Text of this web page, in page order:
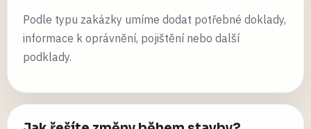
Podle typu zakázky umíme dodat potřebné doklady,
informace k oprávnění, pojištění nebo další
podklady.